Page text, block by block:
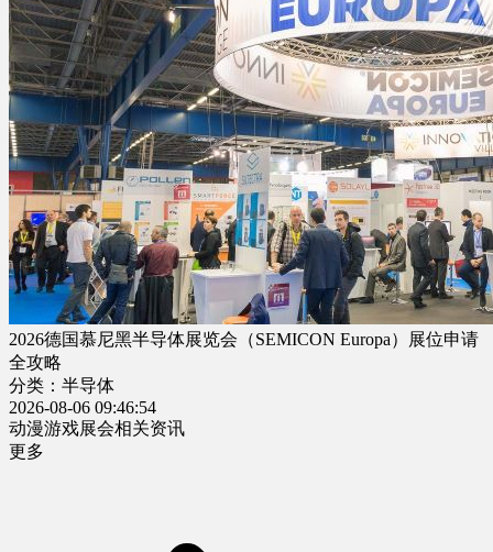
2026德国慕尼黑半导体展览会（SEMICON Europa）展位申请
全攻略
分类：半导体
2026-08-06 09:46:54
动漫游戏展会相关资讯
更多